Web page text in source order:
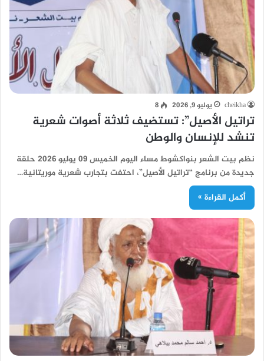
cheikha يوليو 9, 2026 8
تراتيل الأصيل”: تستضيف ثلاثة أصوات شعرية
تنشد للإنسان والوطن
نظم بيت الشعر بنواكشوط مساء اليوم الخميس 09 يوليو 2026 حلقة
جديدة من برنامج “تراتيل الأصيل”، احتفت بتجارب شعرية موريتانية…
أكمل القراءة »